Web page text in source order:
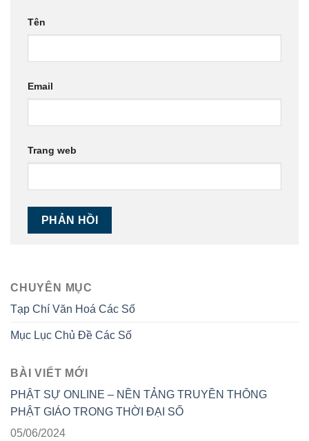
Tên
Email
Trang web
CHUYÊN MỤC
Tạp Chí Văn Hoá Các Số
Mục Lục Chủ Đề Các Số
BÀI VIẾT MỚI
PHẬT SỰ ONLINE – NỀN TẢNG TRUYỀN THÔNG
PHẬT GIÁO TRONG THỜI ĐẠI SỐ
05/06/2024